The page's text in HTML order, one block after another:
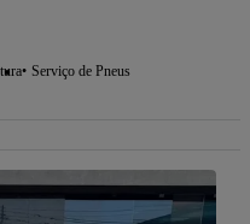
Serviço de Pneus